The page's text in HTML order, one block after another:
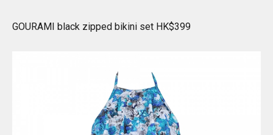
GOURAMI black zipped bikini set HK$399